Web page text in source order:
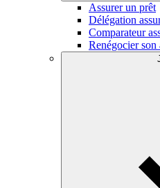
Assurer un prêt
Délégation
Comparateur
Renégocier son